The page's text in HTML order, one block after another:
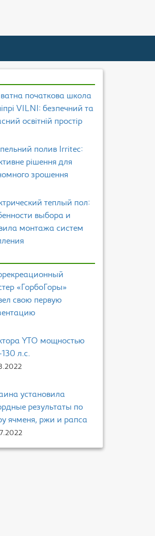
початкова школа
VILNI: безпечний та
освітній простір
полив Irritec:
рішення для
зрошення
теплый пол:
выбора и
монтажа систем
«ГорбоГоры»
свою первую
YTO мощностью
л.с.
установила
результаты по
ячменя, ржи и рапса